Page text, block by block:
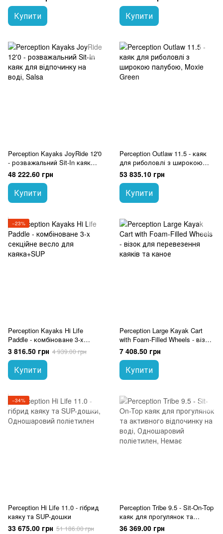
Купити Купити
Perception Kayaks JoyRide 12'0
- розважальний Sit-In каяк
для відпочинку на воді
48 222.60 грн
Купити
Perception Outlaw 11.5 - каяк
для риболовлі з широкою
палубою
53 835.10 грн
Купити
−23%
Perception Kayaks Hi Life
Paddle - комбіноване 3-x
секційне весло для
каяка+SUP
3 816.50 грн 4 939.00 грн
Купити
Perception Large Kayak Cart
with Foam-Filled Wheels - візок
для перевезення каяків та
7 408.50 грн
Купити
−34%
Perception Hi Life 11.0 - гібрид
каяку та SUP-дошки
33 675.00 грн 51 186.00 грн
Perception Tribe 9.5 - Sit-On-Top
каяк для прогулянок та
активного відпочинку на воді
36 369.00 грн